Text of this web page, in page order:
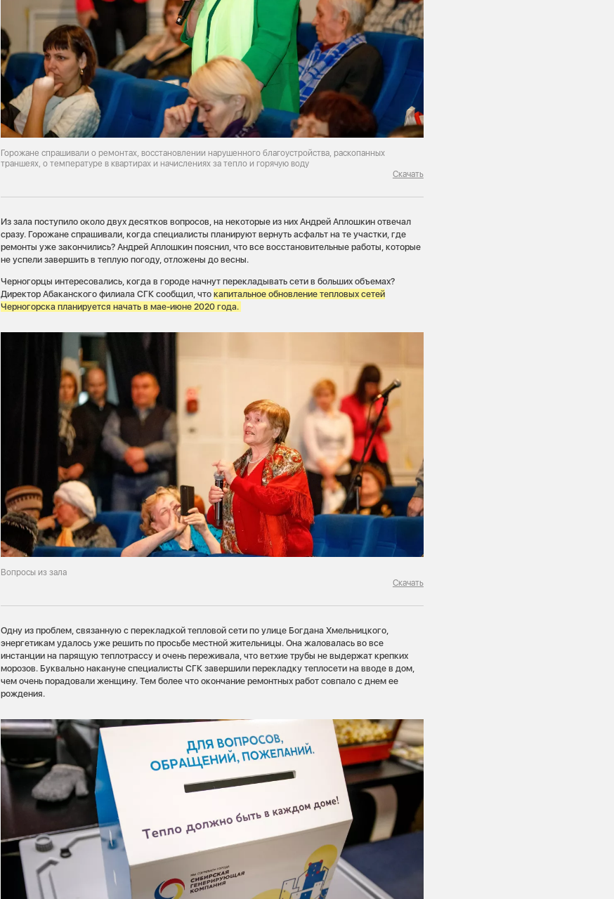
Горожане спрашивали о ремонтах, восстановлении нарушенного благоустройства, раскопанных
траншеях, о температуре в квартирах и начислениях за тепло и горячую воду
Скачать
Из зала поступило около двух десятков вопросов, на некоторые из них Андрей Аплошкин отвечал
сразу. Горожане спрашивали, когда специалисты планируют вернуть асфальт на те участки, где
ремонты уже закончились? Андрей Аплошкин пояснил, что все восстановительные работы, которые
не успели завершить в теплую погоду, отложены до весны.
Черногорцы интересовались, когда в городе начнут перекладывать сети в больших объемах?
Директор Абаканского филиала СГК сообщил, чтокапитальное обновление тепловых сетей
Черногорска планируется начать в мае-июне 2020 года.
Вопросы из зала
Скачать
Одну из проблем, связанную с перекладкой тепловой сети по улице Богдана Хмельницкого,
энергетикам удалось уже решить по просьбе местной жительницы. Она жаловалась во все
инстанции на парящую теплотрассу и очень переживала, что ветхие трубы не выдержат крепких
морозов. Буквально накануне специалисты СГК завершили перекладку теплосети на вводе в дом,
чем очень порадовали женщину. Тем более что окончание ремонтных работ совпало с днем ее
рождения.